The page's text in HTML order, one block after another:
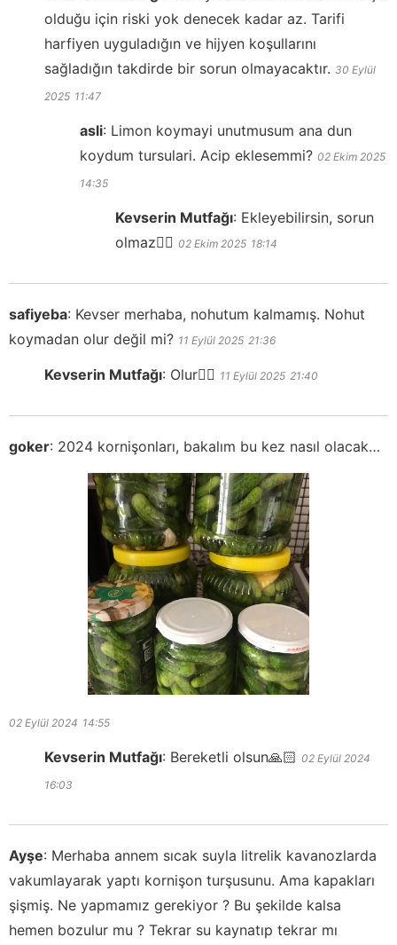
olduğu için riski yok denecek kadar az. Tarifi
harfiyen uyguladığın ve hijyen koşullarını
sağladığın takdirde bir sorun olmayacaktır. 30 Eylül
2025 11:47
asli: Limon koymayi unutmusum ana dun
koydum tursulari. Acip eklesemmi? 02 Ekim 2025
14:35
Kevserin Mutfağı: Ekleyebilirsin, sorun
olmaz👍🏻 02 Ekim 2025 18:14
safiyeba: Kevser merhaba, nohutum kalmamış. Nohut
koymadan olur değil mi? 11 Eylül 2025 21:36
Kevserin Mutfağı: Olur👍🏻 11 Eylül 2025 21:40
goker: 2024 kornişonları, bakalım bu kez nasıl olacak…
02 Eylül 2024 14:55
Kevserin Mutfağı: Bereketli olsun🙏🏻 02 Eylül 2024
16:03
Ayşe: Merhaba annem sıcak suyla litrelik kavanozlarda
vakumlayarak yaptı kornişon turşusunu. Ama kapakları
şişmiş. Ne yapmamız gerekiyor ? Bu şekilde kalsa
hemen bozulur mu ? Tekrar su kaynatıp tekrar mı